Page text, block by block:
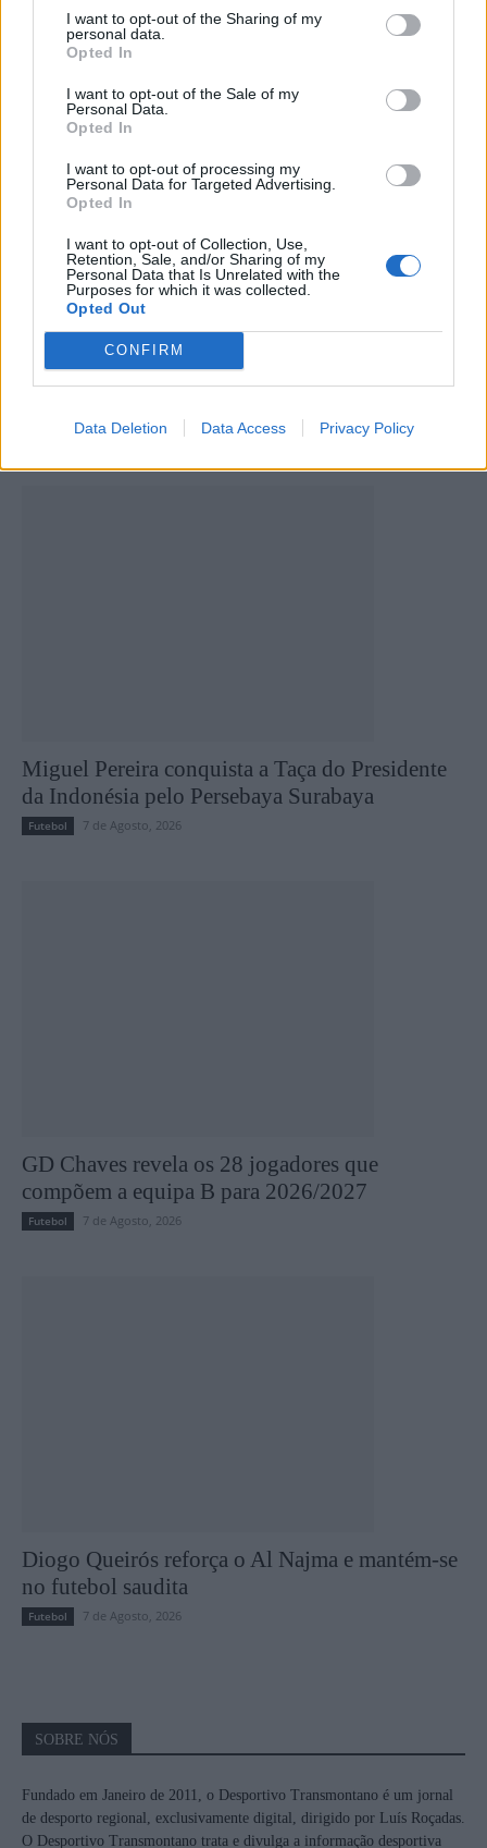
I want to opt-out of the Sharing of my
personal data.
Opted In
I want to opt-out of the Sale of my
Personal Data.
Opted In
I want to opt-out of processing my
Personal Data for Targeted Advertising.
Opted In
I want to opt-out of Collection, Use,
Retention, Sale, and/or Sharing of my
Personal Data that Is Unrelated with the
Purposes for which it was collected.
Opted Out
CONFIRM
Data Deletion Data Access Privacy Policy
Foto: MRP
Artigo anterior
Eva Coutinho sagra-se
tricampeã nacional júnior nos
100m bruços
Próximo artigo
Três equipas garantem meias-
Miguel Pereira conquista a Taça do Presidente
da Indonésia pelo Persebaya Surabaya
Futebol 7 de Agosto, 2026
GD Chaves revela os 28 jogadores que
compõem a equipa B para 2026/2027
Futebol 7 de Agosto, 2026
Diogo Queirós reforça o Al Najma e mantém-se
no futebol saudita
Futebol 7 de Agosto, 2026
SOBRE NÓS
Fundado em Janeiro de 2011, o Desportivo Transmontano é um jornal
de desporto regional, exclusivamente digital, dirigido por Luís Roçadas.
O Desportivo Transmontano trata e divulga a informação desportiva